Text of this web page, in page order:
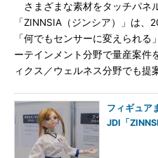
さまざまな素材をタッチパネ
「ZINNSIA（ジンシア）」は、
「何でもセンサーに変えられ
ーテインメント分野で量産案件
ィクス／ウェルネス分野でも提
フィギュア
JDI「